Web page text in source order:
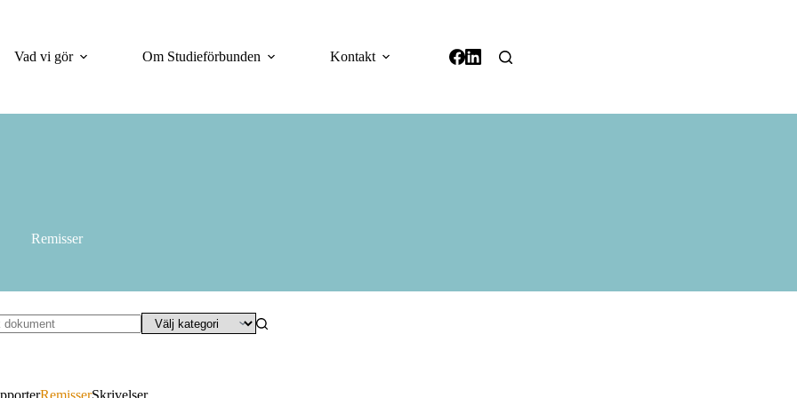
Vad vi gör Om Studieförbunden Kontakt
Remisser
RemisserSkrivelser